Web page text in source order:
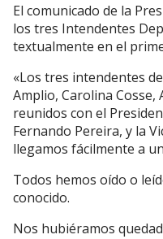
El comunicado de la
los tres Intendentes
textualmente en el
«Los tres intendentes
Amplio, Carolina Cosse,
reunidos con el
Fernando Pereira, y la
llegamos fácilmente a
Todos hemos oído o
conocido.
Nos hubiéramos